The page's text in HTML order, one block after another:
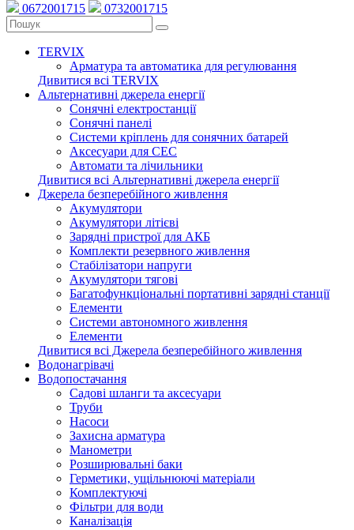
0672001715
0732001715
TERVIX
Арматура та автоматика для регулювання
Дивитися всі TERVIX
Альтернативні джерела енергії
Сонячні електростанції
Сонячні панелі
Системи кріплень для сонячних батарей
Аксесуари для СЕС
Автомати та лічильники
Дивитися всі Альтернативні джерела енергії
Джерела безперебійного живлення
Акумулятори
Акумулятори літієві
Зарядні пристрої для АКБ
Комплекти резервного живлення
Стабілізатори напруги
Акумулятори тягові
Багатофункціональні портативні зарядні станції
Елементи
Системи автономного живлення
Елементи
Дивитися всі Джерела безперебійного живлення
Водонагрівачі
Водопостачання
Садові шланги та аксесуари
Труби
Насоси
Захисна арматура
Манометри
Розширювальні баки
Герметики, ущільнюючі матеріали
Комплектуючі
Фільтри для води
Каналізація